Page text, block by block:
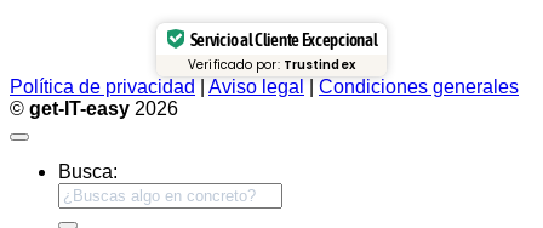
Servicio al Cliente Excepcional
Verificado por: Trustindex
Política de privacidad Aviso legal Condiciones generales
© get-IT-easy 2026
Busca: